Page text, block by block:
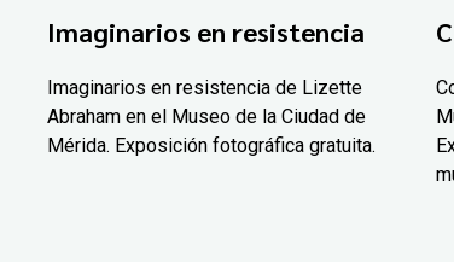
Imaginarios en resistencia
Imaginarios en resistencia de Lizette
Abraham en el Museo de la Ciudad de
Mérida. Exposición fotográfica gratuita.